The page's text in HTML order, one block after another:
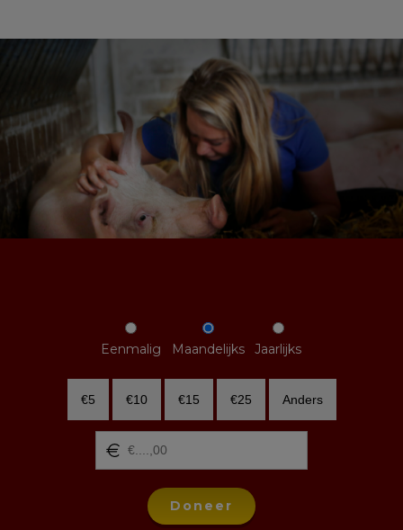
Eenmalig Maandelijks Jaarlijks
€5 €10 €15 €25 Anders
Doneer